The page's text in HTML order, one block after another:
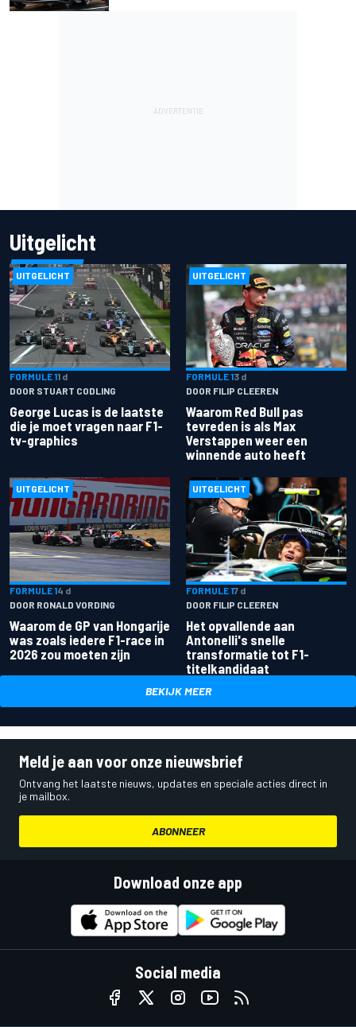
Uitgelicht
UITGELICHT
FORMULE 11 d
DOOR STUART CODLING
George Lucas is de laatste
die je moet vragen naar F1-
tv-graphics
UITGELICHT
FORMULE 13 d
DOOR FILIP CLEEREN
Waarom Red Bull pas
tevreden is als Max
Verstappen weer een
winnende auto heeft
UITGELICHT
FORMULE 14 d
DOOR RONALD VORDING
Waarom de GP van Hongarije
was zoals iedere F1-race in
2026 zou moeten zijn
UITGELICHT
FORMULE 17 d
DOOR FILIP CLEEREN
Het opvallende aan
Antonelli's snelle
transformatie tot F1-
titelkandidaat
BEKIJK MEER
Meld je aan voor onze nieuwsbrief
Ontvang het laatste nieuws, updates en speciale acties direct in
je mailbox.
ABONNEER
Download onze app
Social media